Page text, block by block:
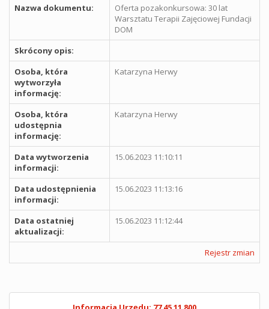
Nazwa dokumentu:
Oferta pozakonkursowa: 30 lat
Warsztatu Terapii Zajęciowej Fundacji
DOM
Skrócony opis:
Osoba, która
wytworzyła
informację:
Katarzyna Herwy
Osoba, która
udostępnia
informację:
Katarzyna Herwy
Data wytworzenia
informacji:
15.06.2023 11:10:11
Data udostępnienia
informacji:
15.06.2023 11:13:16
Data ostatniej
aktualizacji:
15.06.2023 11:12:44
Rejestr zmian